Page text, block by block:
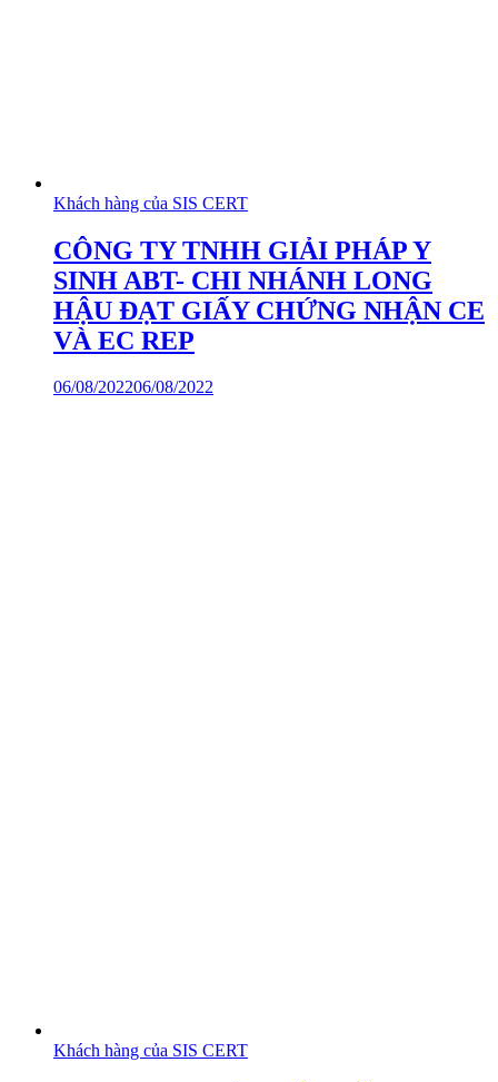
Khách hàng của SIS CERT
CÔNG TY TNHH GIẢI PHÁP Y
SINH ABT- CHI NHÁNH LONG
HẬU ĐẠT GIẤY CHỨNG NHẬN CE
VÀ EC REP
06/08/202206/08/2022
Khách hàng của SIS CERT